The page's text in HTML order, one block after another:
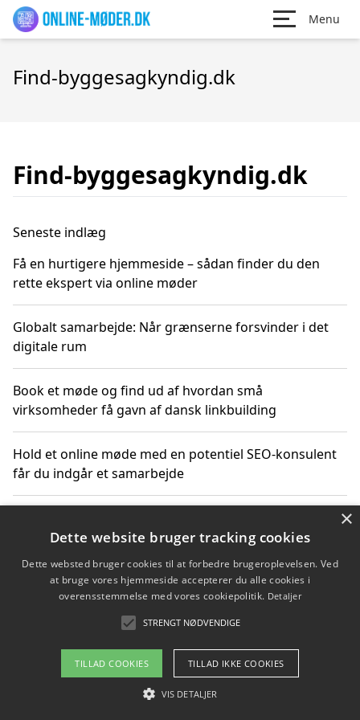
Menu
Find-byggesagkyndig.dk
Find-byggesagkyndig.dk
Seneste indlæg
Få en hurtigere hjemmeside – sådan finder du den
rette ekspert via online møder
Globalt samarbejde: Når grænserne forsvinder i det
digitale rum
Book et møde og find ud af hvordan små
virksomheder få gavn af dansk linkbuilding
Hold et online møde med en potentiel SEO-konsulent
får du indgår et samarbejde
Hold et møde med en WordPress ekspert og vælg den
mest professionelle til at vedligeholde din løsning
Copyright 2026 - Pilanto Aps
Om / kontakt
×
Dette website bruger tracking cookies
Dette websted bruger cookies til at forbedre brugeroplevelsen. Ved
at bruge vores hjemmeside accepterer du alle cookies i
overensstemmelse med vores cookiepolitik. Detaljer
STRENGT NØDVENDIGE
TILLAD COOKIES TILLAD IKKE COOKIES
VIS DETALJER